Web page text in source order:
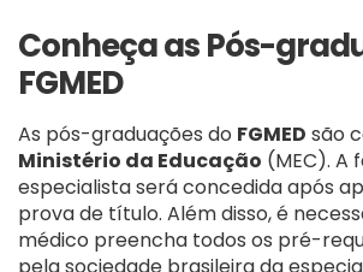
Conheça as Pós-
FGMED
As pós-graduações do FGMED são
Ministério da Educação (MEC). A
especialista será concedida após
prova de título. Além disso, é
médico preencha todos os pré-
pela sociedade brasileira da